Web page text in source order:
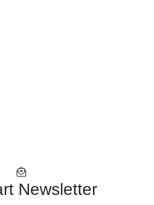
Newsletter